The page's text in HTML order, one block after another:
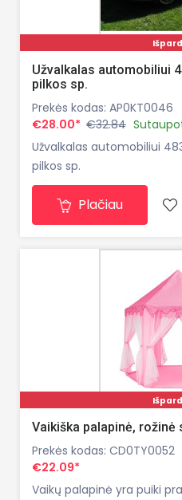
Užvalkalas automobiliui
pilkos sp.
Prekės kodas: AP0KT0046
€28.00* €32.84
Užvalkalas automobiliui
pilkos sp.
Plačiau
Vaikiška palapinė, rožinė
Prekės kodas: CD0TY0052
€22.09*
Vaikų palapinė yra puiki